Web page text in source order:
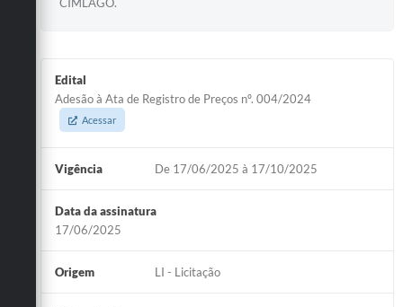
Edital
Adesão à Ata de Registro de Preços nº. 004/2024
Acessar
Vigência De 17/06/2025 à 17/10/2025
Data da assinatura
17/06/2025
Origem LI - Licitação